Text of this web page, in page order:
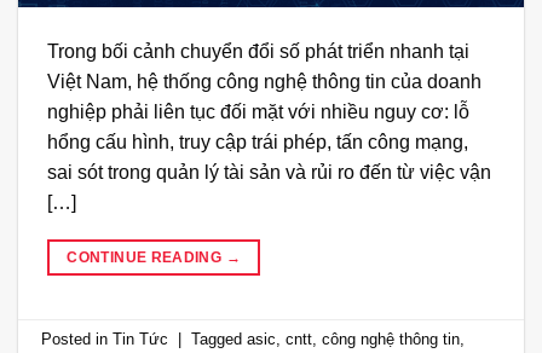
Trong bối cảnh chuyển đổi số phát triển nhanh tại
Việt Nam, hệ thống công nghệ thông tin của doanh
nghiệp phải liên tục đối mặt với nhiều nguy cơ: lỗ
hổng cấu hình, truy cập trái phép, tấn công mạng,
sai sót trong quản lý tài sản và rủi ro đến từ việc vận
[…]
CONTINUE READING →
Posted inTin Tức Taggedasic,cntt,công nghệ thông tin,